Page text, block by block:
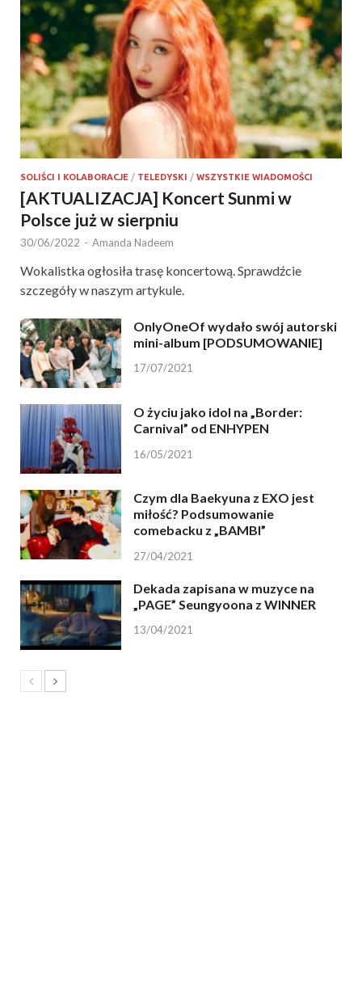
SOLIŚCI I KOLABORACJE / TELEDYSKI / WSZYSTKIE WIADOMOŚCI
[AKTUALIZACJA] Koncert Sunmi w
Polsce już w sierpniu
30/06/2022 - Amanda Nadeem
Wokalistka ogłosiła trasę koncertową. Sprawdźcie
szczegóły w naszym artykule.
OnlyOneOf wydało swój autorski
mini-album [PODSUMOWANIE]
17/07/2021
O życiu jako idol na „Border:
Carnival” od ENHYPEN
16/05/2021
Czym dla Baekyuna z EXO jest
miłość? Podsumowanie
comebacku z „BAMBI”
27/04/2021
Dekada zapisana w muzyce na
„PAGE” Seungyoona z WINNER
13/04/2021